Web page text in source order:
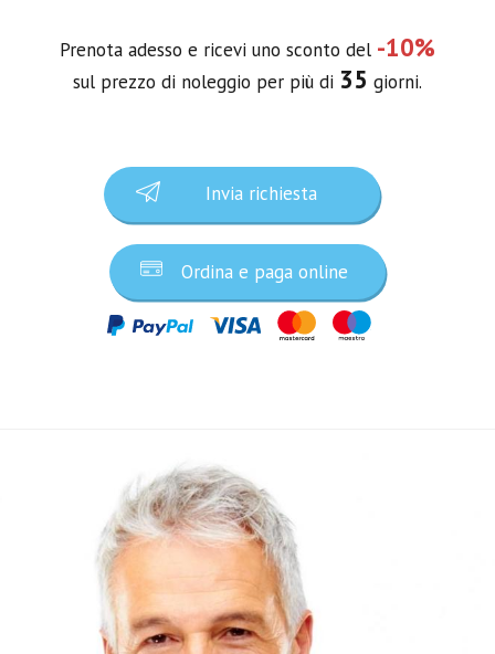
Prenota adesso e ricevi uno sconto del -10%
sul prezzo di noleggio per più di 35 giorni.
Invia richiesta
Ordina e paga online